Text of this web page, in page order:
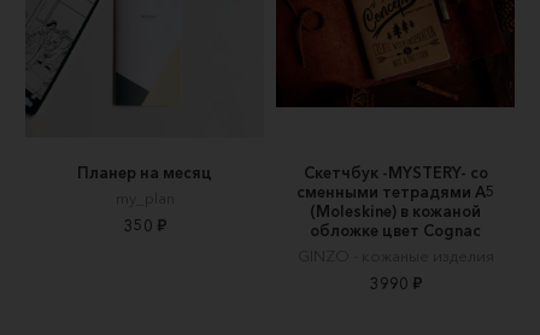
Планер на месяц
my_plan
350 ₽
Скетчбук -MYSTERY- со
сменными тетрадями А5
(Moleskine) в кожаной
обложке цвет Cognac
GINZO - кожаные изделия
3990 ₽